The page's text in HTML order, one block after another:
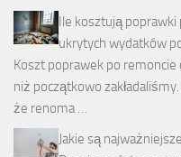
Ile kosztują
ukrytych wydatków
Koszt poprawek po remoncie
niż początkowo
że renoma …
Jakie są